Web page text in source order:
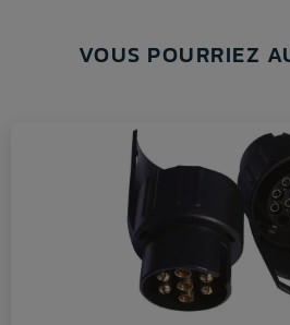
VOUS POURRIEZ